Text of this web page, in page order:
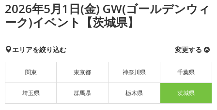
2026年5月1日(金) GW(ゴールデンウィ
ーク)イベント【茨城県】
エリアを絞り込む 変更する
関東 東京都 神奈川県 千葉県
埼玉県 群馬県 栃木県 茨城県